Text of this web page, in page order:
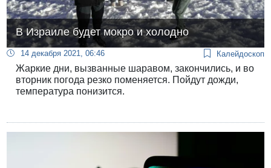
В Израиле будет мокро и холодно
14 декабря 2021, 06:46 Калейдоскоп
Жаркие дни, вызванные шаравом, закончились, и во
вторник погода резко поменяется. Пойдут дожди,
температура понизится.